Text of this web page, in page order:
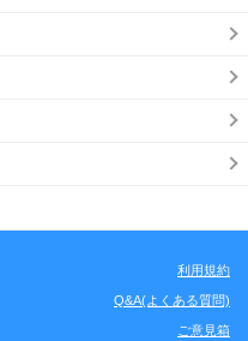
利用規約
Q&A(よくある質問)
ご意見箱